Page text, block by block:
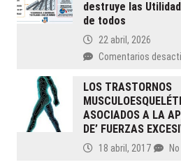
destruye las
de todos
22 abril, 2026
Comentarios
LOS TRASTORNOS
ASOCIADOS A LA
DE’ FUERZAS
18 abril, 2017